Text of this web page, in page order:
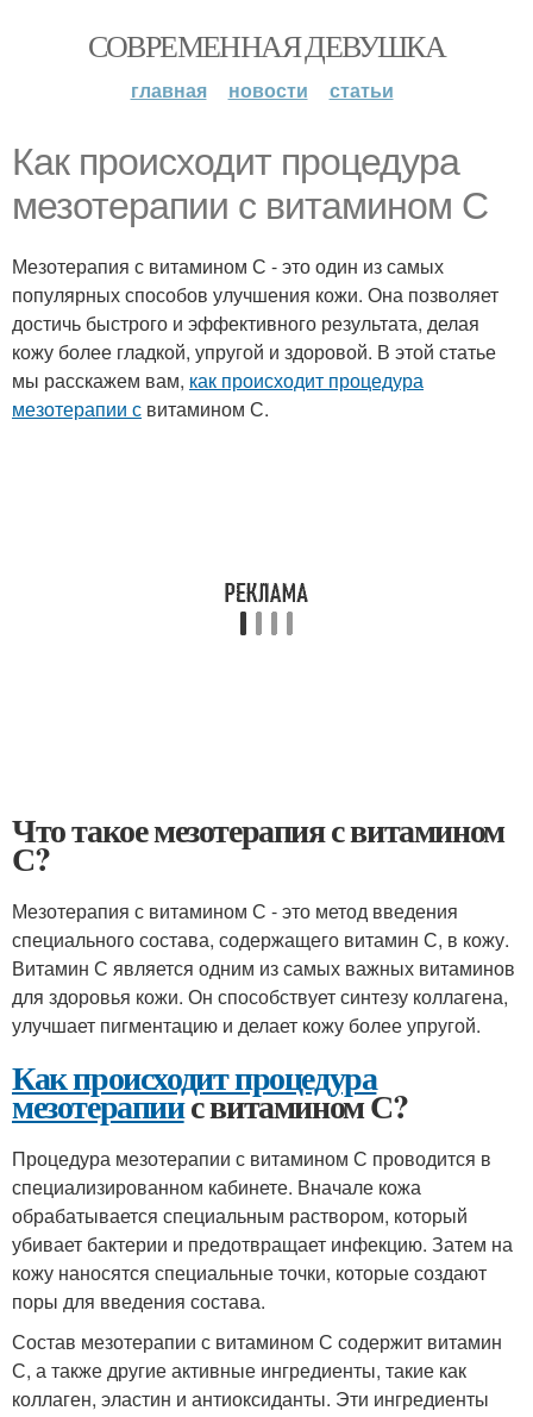
СОВРЕМЕННАЯ ДЕВУШКА
главная новости статьи
Как происходит процедура
мезотерапии с витамином С
Мезотерапия с витамином С - это один из самых
популярных способов улучшения кожи. Она позволяет
достичь быстрого и эффективного результата, делая
кожу более гладкой, упругой и здоровой. В этой статье
мы расскажем вам, как происходит процедура
мезотерапии с витамином С.
Что такое мезотерапия с витамином
С?
Мезотерапия с витамином С - это метод введения
специального состава, содержащего витамин С, в кожу.
Витамин С является одним из самых важных витаминов
для здоровья кожи. Он способствует синтезу коллагена,
улучшает пигментацию и делает кожу более упругой.
Как происходит процедура
мезотерапиис витамином С?
Процедура мезотерапии с витамином С проводится в
специализированном кабинете. Вначале кожа
обрабатывается специальным раствором, который
убивает бактерии и предотвращает инфекцию. Затем на
кожу наносятся специальные точки, которые создают
поры для введения состава.
Состав мезотерапии с витамином С содержит витамин
С, а также другие активные ингредиенты, такие как
коллаген, эластин и антиоксиданты. Эти ингредиенты